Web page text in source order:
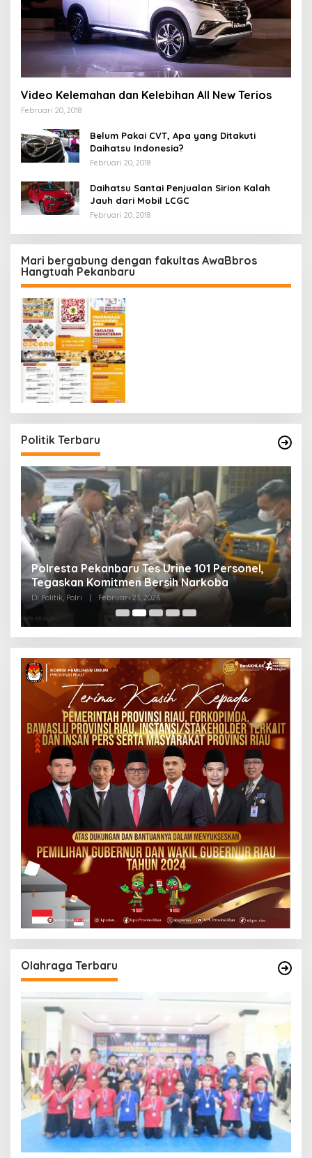
Video Kelemahan dan Kelebihan All New Terios
Februari 20, 2018
Belum Pakai CVT, Apa yang Ditakuti
Daihatsu Indonesia?
Februari 20, 2018
Daihatsu Santai Penjualan Sirion Kalah
Jauh dari Mobil LCGC
Februari 20, 2018
Mari bergabung dengan fakultas AwaBbros
Hangtuah Pekanbaru
Politik Terbaru
Polresta Pekanbaru Tes Urine 101 Personel,
Tegaskan Komitmen Bersih Narkoba
Di Politik, Polri Februari 23, 2026
Olahraga Terbaru